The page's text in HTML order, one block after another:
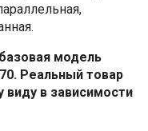
модель
Реальный товар
в зависимости